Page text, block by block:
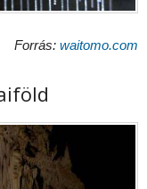
Forrás: waitomo.com